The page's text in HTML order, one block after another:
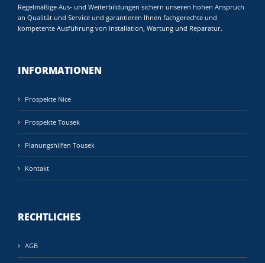
Regelmäßige Aus- und Weiterbildungen sichern unseren hohen Anspruch
an Qualität und Service und garantieren Ihnen fachgerechte und
kompetente Ausführung von Installation, Wartung und Reparatur.
INFORMATIONEN
Prospekte Nice
Prospekte Tousek
Planungshilfen Tousek
Kontakt
RECHTLICHES
AGB